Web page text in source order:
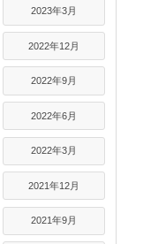
2023年3月
2022年12月
2022年9月
2022年6月
2022年3月
2021年12月
2021年9月